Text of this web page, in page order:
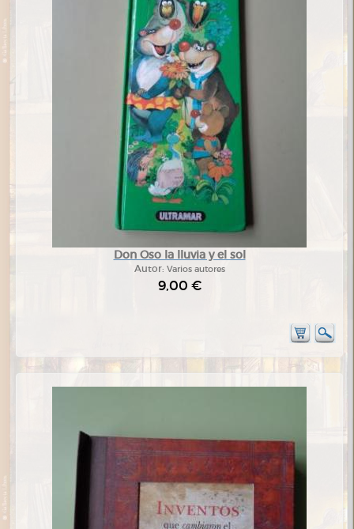
Don Oso la lluvia y el sol
Autor: Varios autores
9,00 €